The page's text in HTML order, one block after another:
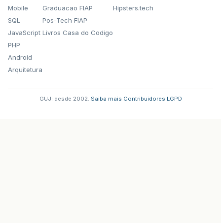
Mobile
SQL
JavaScript
PHP
Android
Arquitetura
Graduacao FIAP
Pos-Tech FIAP
Livros Casa do Codigo
Hipsters.tech
GUJ: desde 2002. Saiba mais Contribuidores LGPD